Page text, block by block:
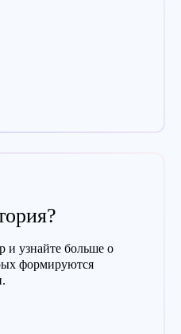
и узнайте больше о
формируются